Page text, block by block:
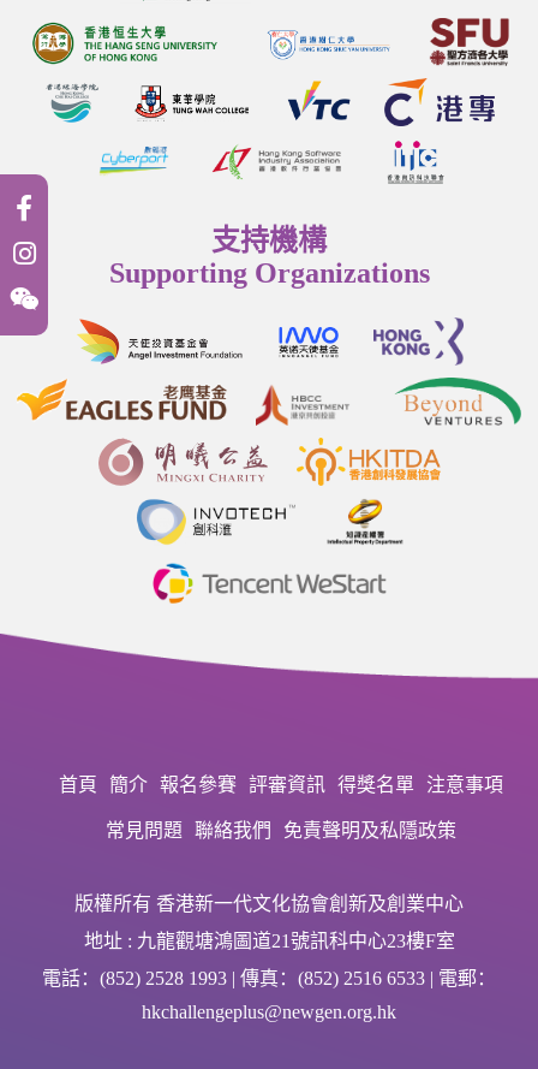
支持機構
Supporting Organizations
首頁 簡介 報名參賽 評審資訊 得獎名單 注意事項
常見問題 聯絡我們 免責聲明及私隱政策
版權所有 香港新一代文化協會創新及創業中心
地址 : 九龍觀塘鴻圖道21號訊科中心23樓F室
電話：(852) 2528 1993 | 傳真：(852) 2516 6533 | 電郵：
hkchallengeplus@newgen.org.hk